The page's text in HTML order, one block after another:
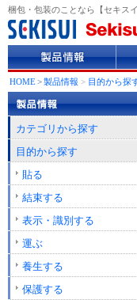
梱包・包装のことなら【セキス
品
情
報
ば
れ
理
HOME>製品情報 > 目的から探
カテゴリから探す
目的から探す
貼る
結束する
表示・識別する
運ぶ
養生する
保護する